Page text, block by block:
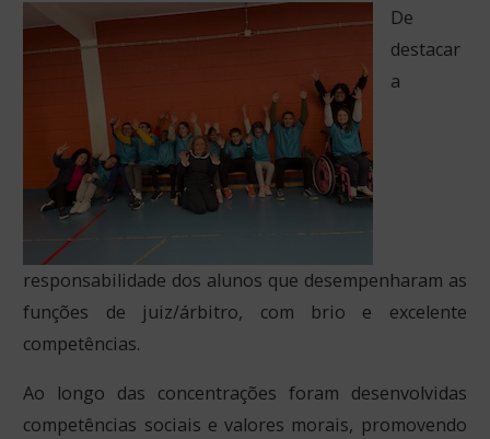
De
destacar
a
responsabilidade dos alunos que desempenharam as
funções de juiz/árbitro, com brio e excelente
competências.
Ao longo das concentrações foram desenvolvidas
competências sociais e valores morais, promovendo